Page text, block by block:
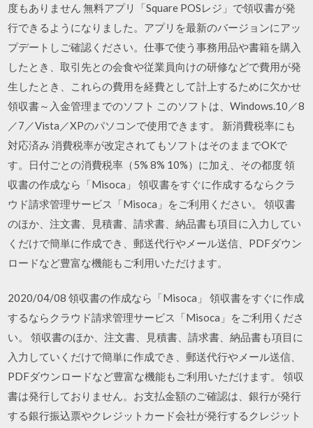
度もありません 無料アプリ「Square POSレジ」で領収書が発
行できるようになりました。アプリを最新のバージョンにアッ
プデートしご確認ください。仕事で使う事務用品や書籍を購入
したとき、取引先との会食や従業員向けの研修などで費用が発
生したとき、これらの費用を経費として計上するために欠かせ
領収書～入金管理までのソフト このソフトは、Windows.10／8
／7／Vista／XPのパソコンで使用できます。 新消費税率にも
対応済み 消費税率が改定されてもソフトはそのままでOKで
す。日付ごとの消費税率（5% 8% 10%）に加え、その都度 領
収書の作成なら「Misoca」 領収書をすぐに作成するならクラ
ウド請求管理サービス「Misoca」をご利用ください。 領収書
のほか、注文書、見積書、請求書、納品書も項目に入力してい
くだけで簡単に作成でき、郵送代行やメール送信、PDFダウン
ロードなど豊富な機能もご利用いただけます。
2020/04/08 領収書の作成なら「Misoca」 領収書をすぐに作成
するならクラウド請求管理サービス「Misoca」をご利用くださ
い。 領収書のほか、注文書、見積書、請求書、納品書も項目に
入力していくだけで簡単に作成でき、郵送代行やメール送信、
PDFダウンロードなど豊富な機能もご利用いただけます。 領収
書は発行しておりません。お支払金額のご確認は、銀行が発行
する銀行振込票やクレジットカード会社が発行するクレジット